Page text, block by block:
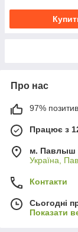
Про нас
97%
Працює з
м. Павлыш
Україна,
Контакти
Сьогодні
Показати